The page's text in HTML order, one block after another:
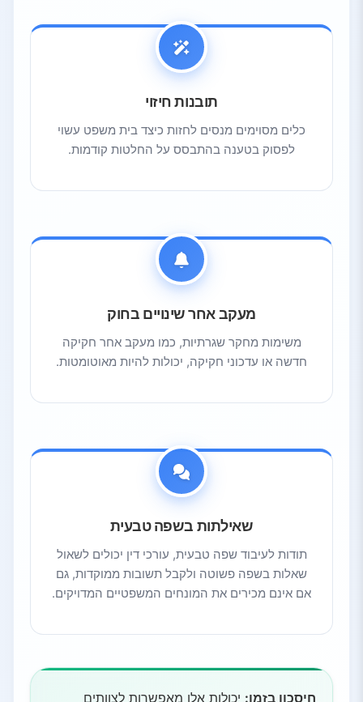
תובנות חיזוי
כלים מסוימים מנסים לחזות כיצד בית משפט עשוי
לפסוק בטענה בהתבסס על החלטות קודמות.
מעקב אחר שינויים בחוק
משימות מחקר שגרתיות, כמו מעקב אחר חקיקה
חדשה או עדכוני חקיקה, יכולות להיות מאוטומטות.
שאילתות בשפה טבעית
תודות לעיבוד שפה טבעית, עורכי דין יכולים לשאול
שאלות בשפה פשוטה ולקבל תשובות ממוקדות, גם
אם אינם מכירים את המונחים המשפטיים המדויקים.
חיסכון בזמן: יכולות אלו מאפשרות לצוותים